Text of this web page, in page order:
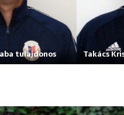
tulajdonos Takács